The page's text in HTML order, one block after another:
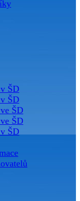
ŠD
ŠD
ŠD
ŠD
ŠD